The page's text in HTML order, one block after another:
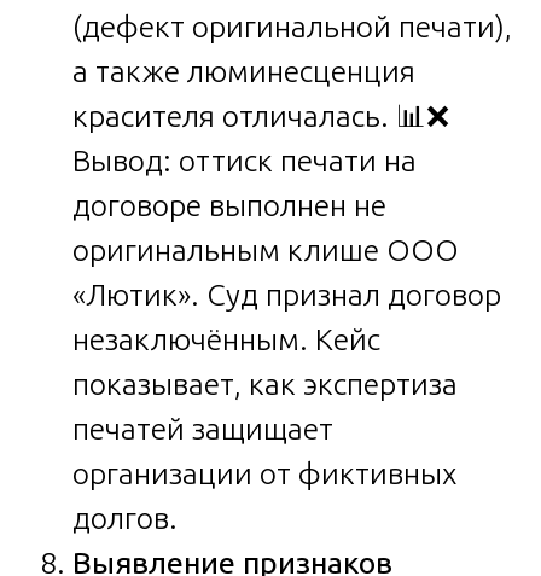
(дефект оригинальной печати),
а также люминесценция
красителя отличалась. 📊❌
Вывод: оттиск печати на
договоре выполнен не
оригинальным клише ООО
«Лютик». Суд признал договор
незаключённым. Кейс
показывает, как экспертиза
печатей защищает
организации от фиктивных
долгов.
Выявление признаков